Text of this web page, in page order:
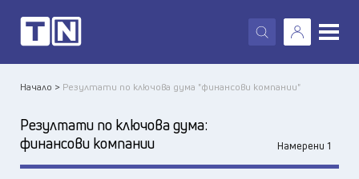
X
Начало > Резултати по ключова дума "финансови компании"
Резултати по ключова дума:
финансови компании
Намерени 1